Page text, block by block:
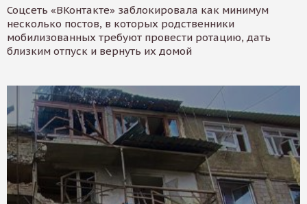
Соцсеть «ВКонтакте» заблокировала как минимум
несколько постов, в которых родственники
мобилизованных требуют провести ротацию, дать
близким отпуск и вернуть их домой